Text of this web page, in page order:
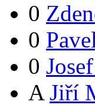
0
0
0
A Jiří